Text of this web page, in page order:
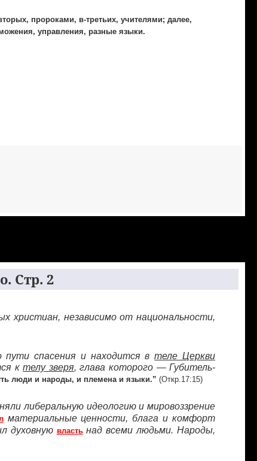
пророками, в-третьих, учителями; далее,
управления, разные языки.
Стр. 2
христиан, независимо от национальности,
пути спасения и находится втеле Церкви
ктелу зверя, глава которого — Губитель-
люди и народы, и племена и языки.” (Откр.17:15)
либеральную идеологию и мировоззрение
материальные ценности, блага и комфорт
духовную властьнад всеми людьми. Народы,